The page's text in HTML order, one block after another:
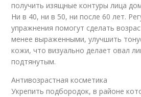
получить изящные контуры лица
Ни в 40, ни в 50, ни после 60 лет.
упражнения помогут сделать
менее выраженными, улучшить
кожи, что визуально делает овал
подтянутым.
Антивозрастная косметика
Укрепить подбородок, в районе